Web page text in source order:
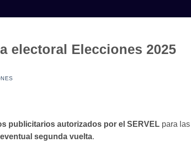
electoral Elecciones 2025
publicitarios autorizados por el SERVELpara las
segunda vuelta.